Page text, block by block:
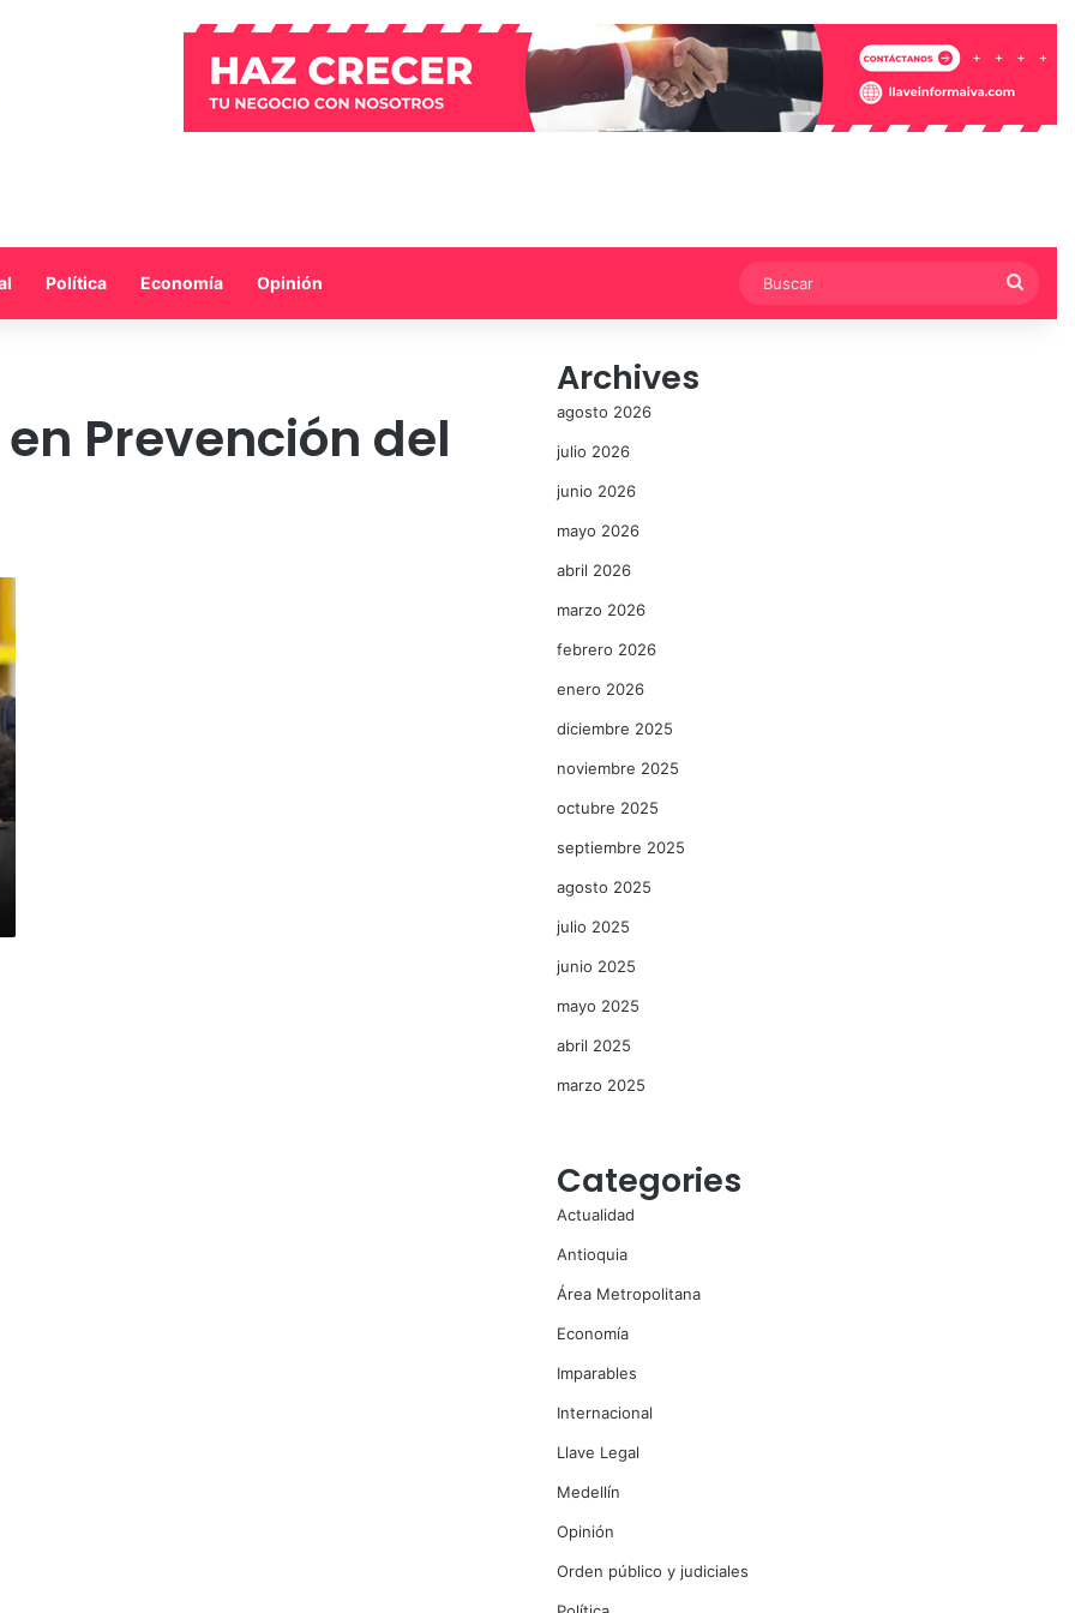
Política Economía Opinión
Prevención del
Archives
agosto 2026
julio 2026
junio 2026
mayo 2026
abril 2026
marzo 2026
febrero 2026
enero 2026
diciembre 2025
noviembre 2025
octubre 2025
septiembre 2025
agosto 2025
julio 2025
junio 2025
mayo 2025
abril 2025
marzo 2025
Categories
Actualidad
Antioquia
Área Metropolitana
Economía
Imparables
Internacional
Llave Legal
Medellín
Opinión
Orden público y judiciales